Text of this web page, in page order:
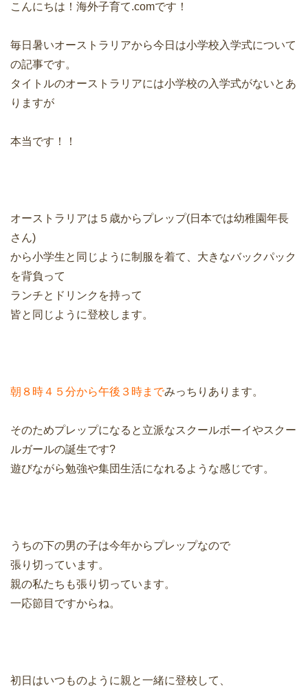
こんにちは！海外子育て.comです！
毎日暑いオーストラリアから今日は小学校入学式について
の記事です。
タイトルのオーストラリアには小学校の入学式がないとあ
りますが
本当です！！
オーストラリアは５歳からプレップ(日本では幼稚園年長
さん)
から小学生と同じように制服を着て、大きなバックパック
を背負って
ランチとドリンクを持って
皆と同じように登校します。
朝８時４５分から午後３時までみっちりあります。
そのためプレップになると立派なスクールボーイやスクー
ルガールの誕生です?
遊びながら勉強や集団生活になれるような感じです。
うちの下の男の子は今年からプレップなので
張り切っています。
親の私たちも張り切っています。
一応節目ですからね。
初日はいつものように親と一緒に登校して、